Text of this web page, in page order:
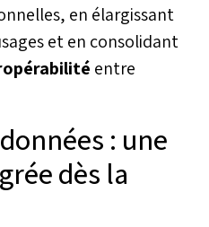
en élargissant
et en consolidant
entre
: une
dès la